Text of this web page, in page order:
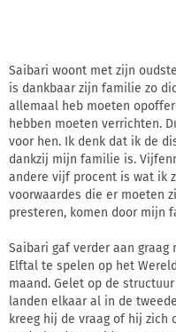
Saibari woont met zijn
is dankbaar zijn familie zo
allemaal heb moeten
hebben moeten verrichten.
voor hen. Ik denk dat ik de
dankzij mijn familie is.
andere vijf procent is wat ik
voorwaardes die er moeten
presteren, komen door mijn
Saibari gaf verder aan graag
Elftal te spelen op het
maand. Gelet op de
landen elkaar al in de
kreeg hij de vraag of hij zich